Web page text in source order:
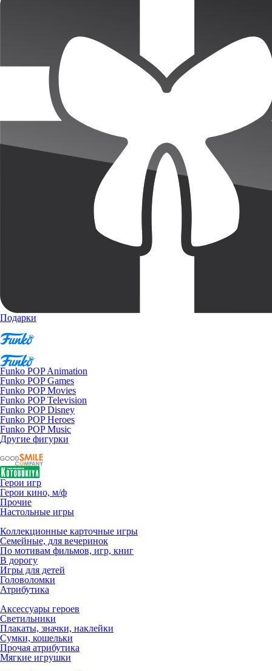
Подарки
Funko POP Animation
Funko POP Games
Funko POP Movies
Funko POP Television
Funko POP Disney
Funko POP Heroes
Funko POP Music
Другие фигурки
Герои игр
Герои кино, м/ф
Прочие
Настольные игры
Коллекционные карточные игры
Семейные, для вечеринок
По мотивам фильмов, игр, книг
В дорогу
Игры для детей
Головоломки
Атрибутика
Аксессуары героев
Светильники
Плакаты, значки, наклейки
Сумки, кошельки
Прочая атрибутика
Мягкие игрушки